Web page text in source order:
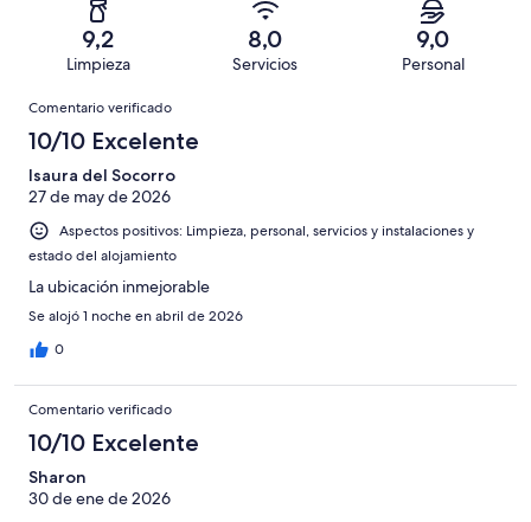
puntuación
puntuación
Bueno
puntuación
Normal
una
puntuación
Mediocre
2084
una
puntuación
de
9,2
Limpieza
8,0
Servicios
9,0
Personal
Comentarios
Comentario verificado
10/10 Excelente
Isaura del Socorro
27 de may de 2026
Aspectos positivos: Limpieza, personal, servicios y instalaciones y
estado del alojamiento
La ubicación inmejorable
Se alojó 1 noche en abril de 2026
0
Comentario verificado
10/10 Excelente
Sharon
30 de ene de 2026